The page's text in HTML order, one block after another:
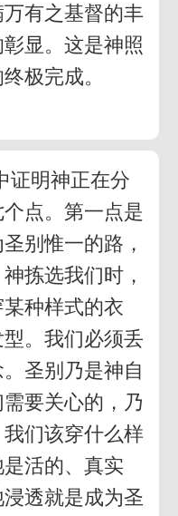
有之基督的丰
显。这是神照
极完成。
证明神正在分
点。第一点是
别惟一的路，
拣选我们时，
种样式的衣
。我们必须丢
圣别乃是神自
要关心的，乃
们该穿什么样
活的、真实
透就是成为圣